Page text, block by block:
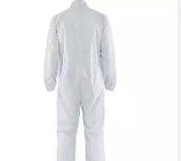
BLÄKLÄDER
Arbeitsoverall Overall "6120"
lieferbar - in 2-3 Werktagen bei dir